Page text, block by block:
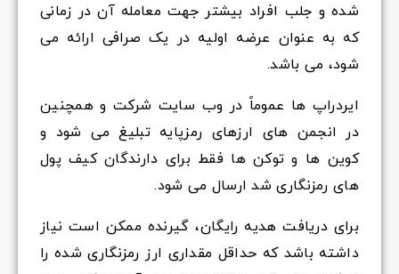
شده و جلب افراد بیشتر جهت معامله آن در زمانی
که به عنوان عرضه اولیه در یک صرافی ارائه می
شود، می باشد.
ایردراپ ها عموماً در وب سایت شرکت و همچنین
در انجمن های ارزهای رمزپایه تبلیغ می شود و
کوین ها و توکن ها فقط برای دارندگان کیف پول
های رمزنگاری شد ارسال می شود.
برای دریافت هدیه رایگان، گیرنده ممکن است نیاز
داشته باشد که حداقل مقداری ارز رمزنگاری شده را